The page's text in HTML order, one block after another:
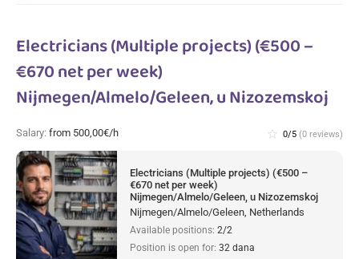
Electricians (Multiple projects) (€500 –
€670 net per week)
Nijmegen/Almelo/Geleen, u Nizozemskoj
Salary: from 500,00€/h star_border 0/5 (0 reviews)
Electricians (Multiple projects) (€500 –
€670 net per week)
Nijmegen/Almelo/Geleen, u Nizozemskoj
Nijmegen/Almelo/Geleen, Netherlands
Available positions: 2/2
Position is open for: 32 dana